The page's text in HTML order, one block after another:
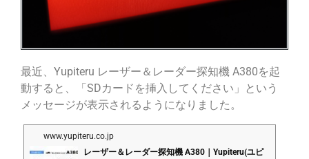
最近、Yupiteru レーザー＆レーダー探知機 A380を起
動すると、「SDカードを挿入してください」という
メッセージが表示されるようになりました。
www.yupiteru.co.jp
レーザー＆レーダー探知機 A380｜Yupiteru(ユピ